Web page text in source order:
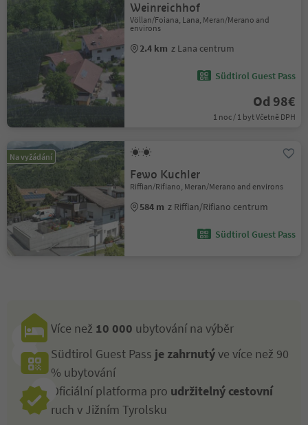
Weinreichhof
Völlan/Foiana, Lana, Meran/Merano and
environs
2.4 km z Lana centrum
Südtirol Guest Pass
Od 98€
1 noc / 1 byt Včetně DPH
Na vyžádání
Fewo Kuchler
Riffian/Rifiano, Meran/Merano and environs
584 m z Riffian/Rifiano centrum
Südtirol Guest Pass
Více než 10 000 ubytování na výběr
Südtirol Guest Pass je zahrnutýve více než 90
% ubytování
Oficiální platforma pro udržitelný cestovní
ruch v Jižním Tyrolsku